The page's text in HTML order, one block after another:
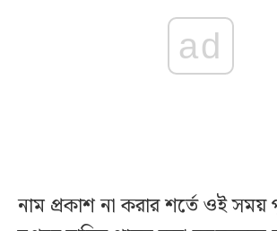
ad
নাম প্রকাশ না করার শর্তে ওই